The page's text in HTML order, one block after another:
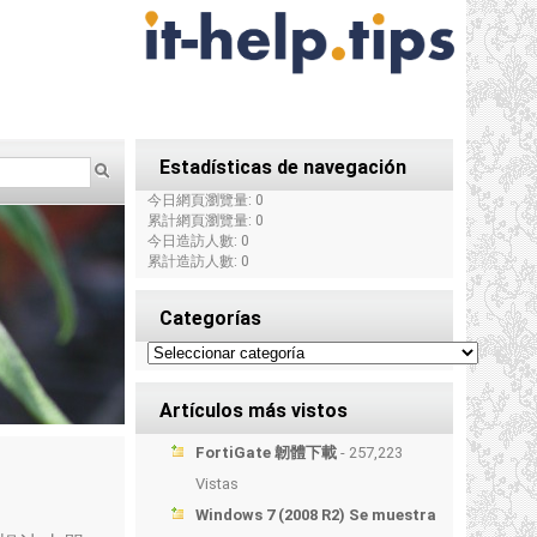
Estadísticas de navegación
今日網頁瀏覽量: 0
累計網頁瀏覽量: 0
今日造訪人數: 0
累計造訪人數: 0
Categorías
Artículos más vistos
FortiGate 韌體下載 - 257,223
Vistas
Windows 7 (2008 R2) Se muestra